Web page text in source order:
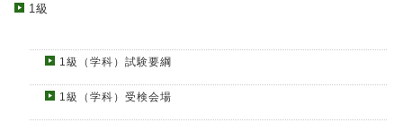
1級
1級（学科）試験要綱
1級（学科）受検会場